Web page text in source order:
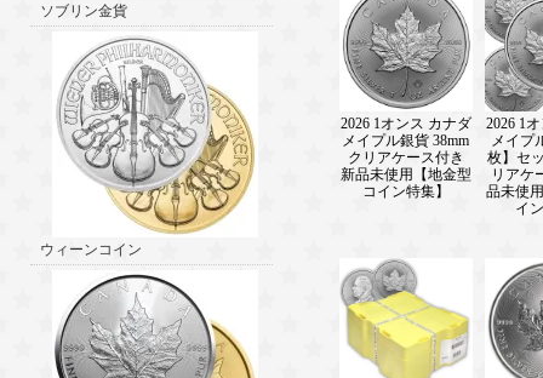
ソブリン金貨
ウィーンコイン
2026 1オンス カナダ
メイプル銀貨 38mm
クリアケース付き
新品未使用【地金型
コイン特集】
2026 1
メイプ
枚】セ
リアケ
品未使
イ